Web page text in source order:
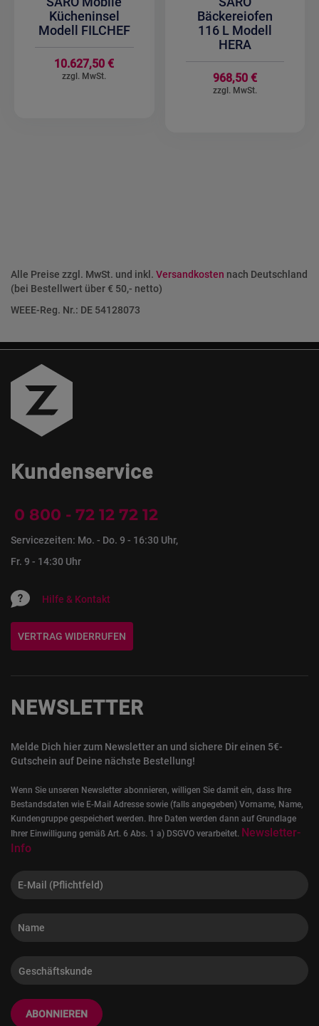
Kücheninsel
Modell FILCHEF
10.627,50 €
Bäckereiofen
116 L Modell
HERA
968,50 €
Alle Preise zzgl. MwSt. und inkl. Versandkosten nach Deutschland
(bei Bestellwert über € 50,- netto)
WEEE-Reg. Nr.: DE 54128073
Kundenservice
0 800 - 72 12 72 12
Servicezeiten: Mo. - Do. 9 - 16:30 Uhr,
Fr. 9 - 14:30 Uhr
Hilfe & Kontakt
VERTRAG WIDERRUFEN
NEWSLETTER
Melde Dich hier zum Newsletter an und sichere Dir einen 5€-
Gutschein auf Deine nächste Bestellung!
Wenn Sie unseren Newsletter abonnieren, willigen Sie damit ein, dass Ihre
Bestandsdaten wie E-Mail Adresse sowie (falls angegeben) Vorname, Name,
Kundengruppe gespeichert werden. Ihre Daten werden dann auf Grundlage
Ihrer Einwilligung gemäß Art. 6 Abs. 1 a) DSGVO verarbeitet. Newsletter-
Info
ABONNIEREN